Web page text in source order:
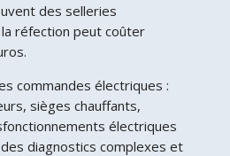
des selleries
réfection peut coûter
commandes électriques :
sièges chauffants,
électriques
diagnostics complexes et